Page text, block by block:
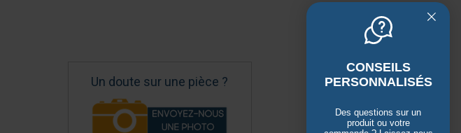
Un doute sur une pièce ?
CONSEILS
PERSONNALISÉS
Des questions sur un
produit ou votre